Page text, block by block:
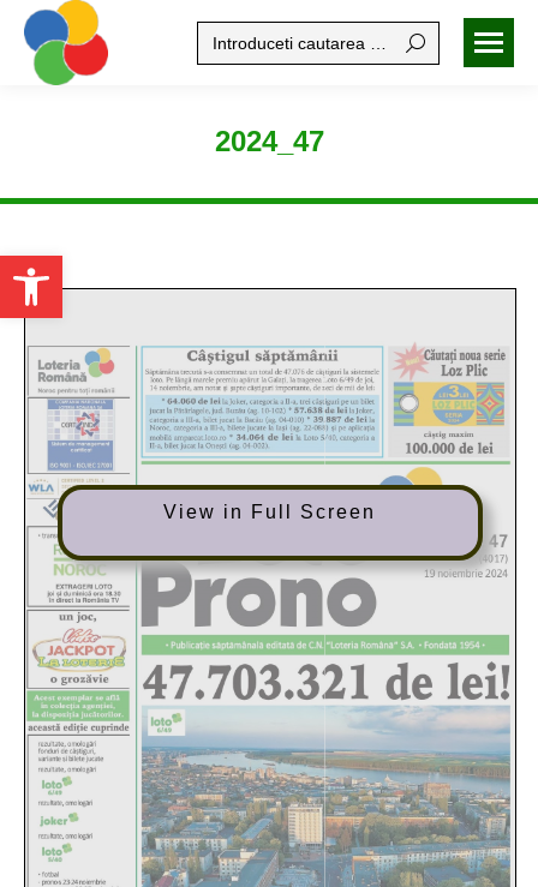
Open toolbar
Search:
2024_47
View in Full Screen